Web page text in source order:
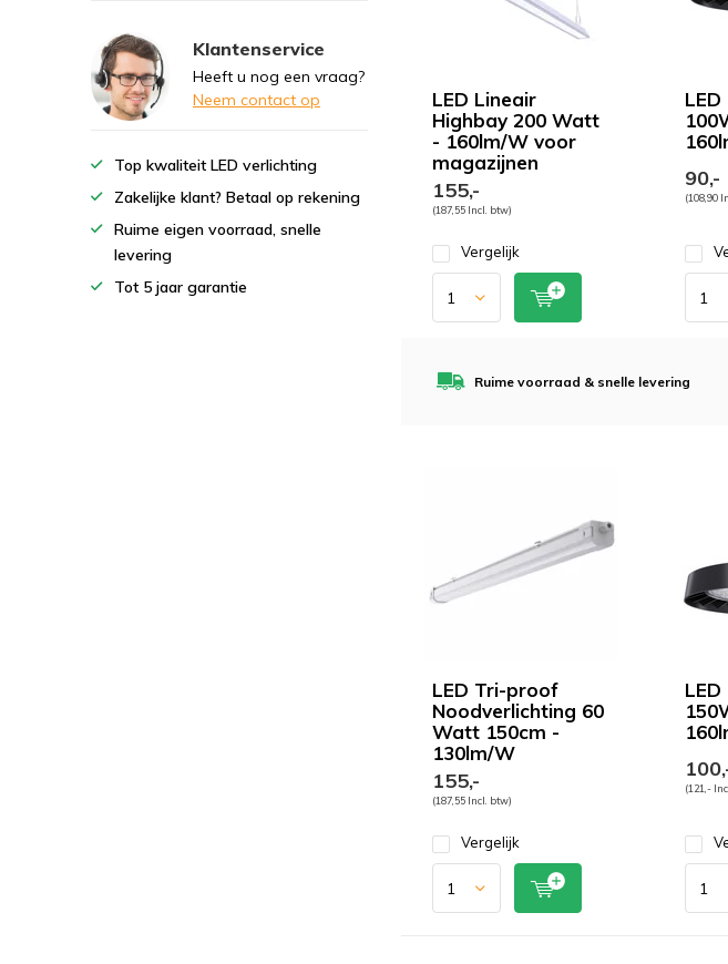
LED Lineair
Highbay 200 Watt
- 160lm/W voor
magazijnen
155,-
(187,55 Incl. btw)
Vergelijk
LED
90,-
(108,90
Ruime voorraad & snelle levering
LED Tri-proof
Noodverlichting 60
Watt 150cm -
130lm/W
155,-
(187,55 Incl. btw)
Vergelijk
LED
(121,-
Klantenservice
Heeft u nog een vraag?
Neem contact op
Top kwaliteit LED verlichting
Zakelijke klant? Betaal op rekening
Ruime eigen voorraad, snelle
levering
Tot 5 jaar garantie